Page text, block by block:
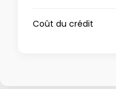
Coût du crédit